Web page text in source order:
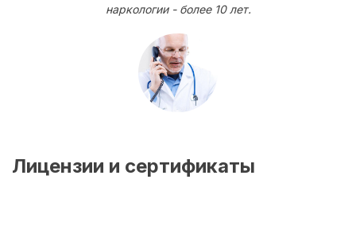
наркологии - более 10 лет.
Лицензии и сертификаты